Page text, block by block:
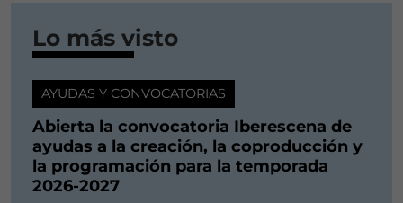
Lo más visto
AYUDAS Y CONVOCATORIAS
Abierta la convocatoria Iberescena de
ayudas a la creación, la coproducción y
la programación para la temporada
2026-2027